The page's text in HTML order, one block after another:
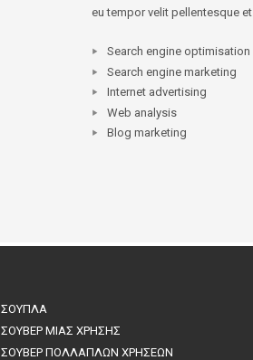
eu tempor velit pellentesque et.
Search engine optimisation
Search engine marketing
Internet advertising
Web analysis
Blog marketing
ΣΟΥΠΛΑ
ΣΟΥΒΕΡ ΜΙΑΣ ΧΡΗΣΗΣ
ΣΟΥΒΕΡ ΠΟΛΛΑΠΛΩΝ ΧΡΗΣΕΩΝ